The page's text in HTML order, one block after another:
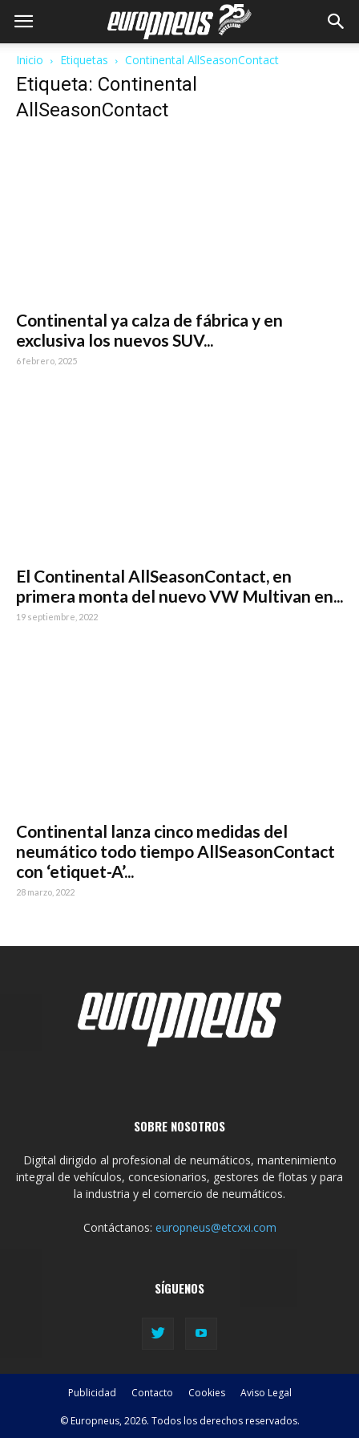
Inicio Etiquetas Continental AllSeasonContact
Etiqueta: Continental
AllSeasonContact
Continental ya calza de fábrica y en
exclusiva los nuevos SUV...
6 febrero, 2025
El Continental AllSeasonContact, en
primera monta del nuevo VW Multivan en...
19 septiembre, 2022
Continental lanza cinco medidas del
neumático todo tiempo AllSeasonContact
con ‘etiquet-A’...
28 marzo, 2022
SOBRE NOSOTROS
Digital dirigido al profesional de neumáticos, mantenimiento
integral de vehículos, concesionarios, gestores de flotas y para
la industria y el comercio de neumáticos.
Contáctanos: europneus@etcxxi.com
SÍGUENOS
Publicidad Contacto Cookies Aviso Legal
© Europneus, 2026. Todos los derechos reservados.